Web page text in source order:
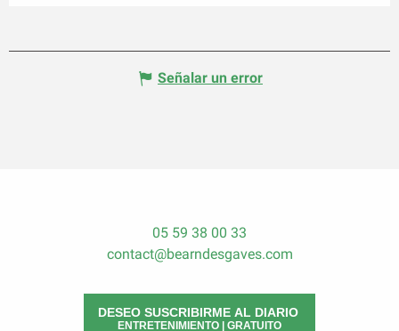
Señalar un error
05 59 38 00 33
contact@bearndesgaves.com
DESEO SUSCRIBIRME AL DIARIO
ENTRETENIMIENTO | GRATUITO